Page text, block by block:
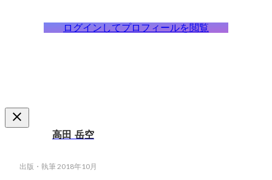
ログインしてプロフィールを閲覧
高田 岳空
出版・執筆2018年10月